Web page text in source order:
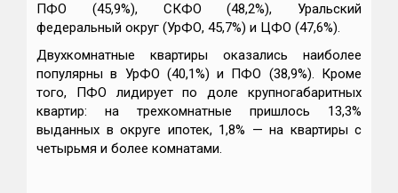
ПФО (45,9%), СКФО (48,2%), Уральский
федеральный округ (УрФО, 45,7%) и ЦФО (47,6%).
Двухкомнатные квартиры оказались наиболее
популярны в УрФО (40,1%) и ПФО (38,9%). Кроме
того, ПФО лидирует по доле крупногабаритных
квартир: на трехкомнатные пришлось 13,3%
выданных в округе ипотек, 1,8% — на квартиры с
четырьмя и более комнатами.